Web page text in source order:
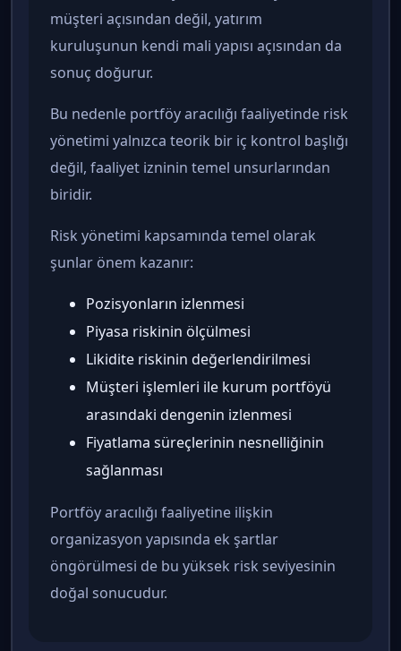
müşteri açısından değil, yatırım
kuruluşunun kendi mali yapısı açısından da
sonuç doğurur.
Bu nedenle portföy aracılığı faaliyetinde risk
yönetimi yalnızca teorik bir iç kontrol başlığı
değil, faaliyet izninin temel unsurlarından
biridir.
Risk yönetimi kapsamında temel olarak
şunlar önem kazanır:
Pozisyonların izlenmesi
Piyasa riskinin ölçülmesi
Likidite riskinin değerlendirilmesi
Müşteri işlemleri ile kurum portföyü
arasındaki dengenin izlenmesi
Fiyatlama süreçlerinin nesnelliğinin
sağlanması
Portföy aracılığı faaliyetine ilişkin
organizasyon yapısında ek şartlar
öngörülmesi de bu yüksek risk seviyesinin
doğal sonucudur.